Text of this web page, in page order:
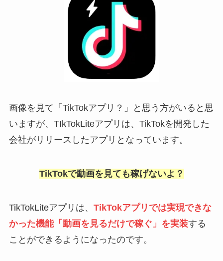
画像を見て「TikTokアプリ？」と思う方がいると思
いますが、TIkTokLiteアプリは、TikTokを開発した
会社がリリースしたアプリとなっています。
TikTokで動画を見ても稼げないよ？
TikTokLiteアプリは、 TikTokアプリでは実現できな
かった機能「動画を見るだけで稼ぐ」を実装する
ことができるようになったのです。